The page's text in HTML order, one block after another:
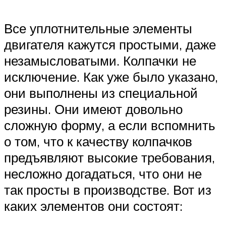
Все уплотнительные элементы
двигателя кажутся простыми, даже
незамысловатыми. Колпачки не
исключение. Как уже было указано,
они выполнены из специальной
резины. Они имеют довольно
сложную форму, а если вспомнить
о том, что к качеству колпачков
предъявляют высокие требования,
несложно догадаться, что они не
так просты в производстве. Вот из
каких элементов они состоят: